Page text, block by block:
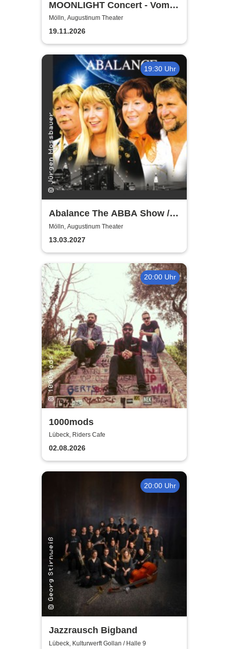
MOONLIGHT Concert - Vom
Rhythmus des Lebens -
Rhythm, Songs, Lyrics &
Classic
Mölln, Augustinum Theater
19.11.2026
19:30 Uhr
Abalance The ABBA Show /
Revival Show - a tribute to
ABBA
Mölln, Augustinum Theater
13.03.2027
20:00 Uhr
1000mods
Lübeck, Riders Cafe
02.08.2026
20:00 Uhr
Jazzrausch Bigband
Lübeck, Kulturwerft Gollan / Halle 9